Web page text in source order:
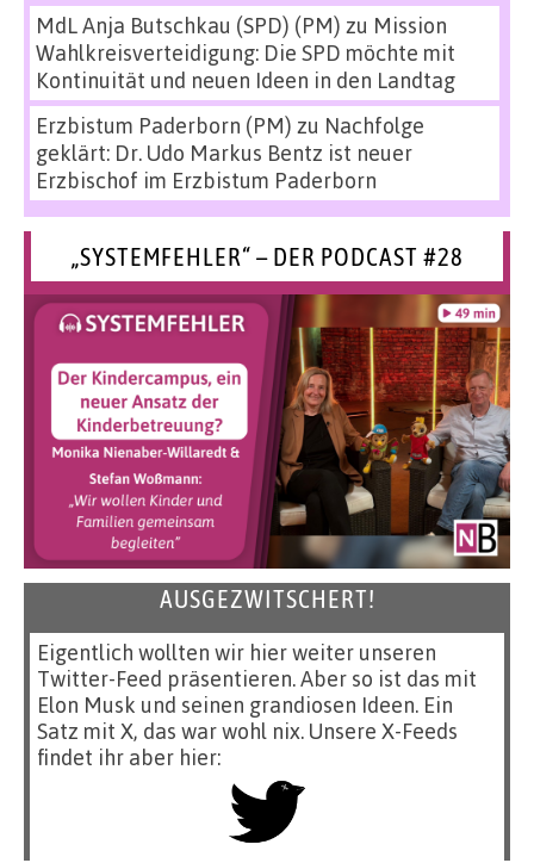
MdL Anja Butschkau (SPD) (PM) zu Mission
Wahlkreisverteidigung: Die SPD möchte mit
Kontinuität und neuen Ideen in den Landtag
Erzbistum Paderborn (PM) zu Nachfolge
geklärt: Dr. Udo Markus Bentz ist neuer
Erzbischof im Erzbistum Paderborn
„SYSTEMFEHLER“ – DER PODCAST #28
AUSGEZWITSCHERT!
Eigentlich wollten wir hier weiter unseren
Twitter-Feed präsentieren. Aber so ist das mit
Elon Musk und seinen grandiosen Ideen. Ein
Satz mit X, das war wohl nix. Unsere X-Feeds
findet ihr aber hier: